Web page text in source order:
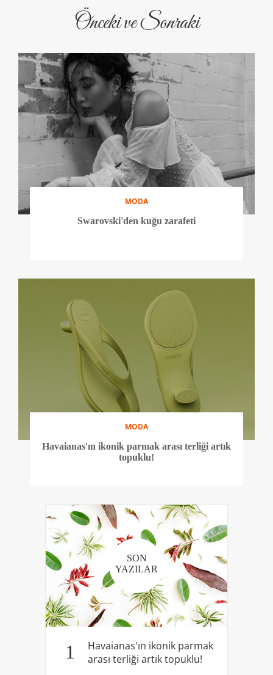
Önceki ve Sonraki
MODA
Swarovski'den kuğu zarafeti
MODA
Havaianas'ın ikonik parmak arası terliği artık
topuklu!
SON
YAZILAR
1
Havaianas'ın ikonik parmak
arası terliği artık topuklu!